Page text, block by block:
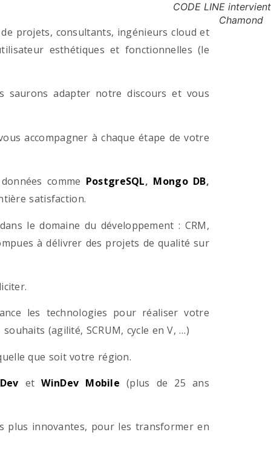
projets, consultants, ingénieurs cloud et
esthétiques et fonctionnelles (le
saurons adapter notre discours et vous
accompagner à chaque étape de votre
comme PostgreSQL, Mongo DB,
satisfaction.
le domaine du développement : CRM,
à délivrer des projets de qualité sur
les technologies pour réaliser votre
(agilité, SCRUM, cycle en V, …)
que soit votre région.
et WinDev Mobile (plus de 25 ans
plus innovantes, pour les transformer en
CODE LINE
Chamond